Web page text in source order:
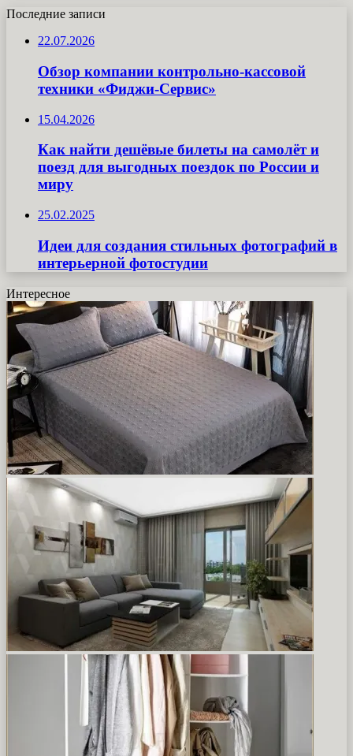
Последние записи
22.07.2026
Обзор компании контрольно-кассовой
техники «Фиджи-Сервис»
15.04.2026
Как найти дешёвые билеты на самолёт и
поезд для выгодных поездок по России и
миру
25.02.2025
Идеи для создания стильных фотографий в
интерьерной фотостудии
Интересное